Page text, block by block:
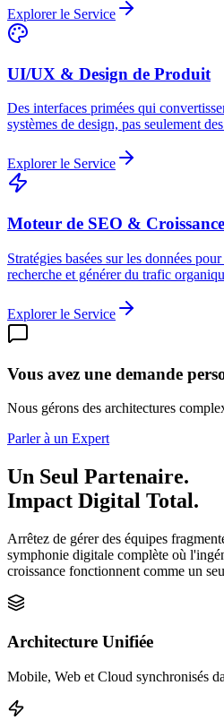
Explorer le Service
UI/UX & Design de Produit
Des interfaces primées qui
systèmes de design, pas seulement
Explorer le Service
Moteur de SEO & Croissance
Stratégies basées sur les données
recherche et générer du trafic
Explorer le Service
Vous avez une demande
Nous gérons des architectures
Parler à un Expert
Un Seul Partenaire.
Impact Digital Total.
Arrêtez de gérer des équipes
symphonie digitale complète où
croissance fonctionnent comme un
Architecture Unifiée
Mobile, Web et Cloud synchronisés